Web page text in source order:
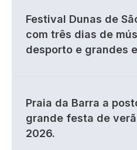
Festival Dunas de
com três dias de
desporto e grandes
Praia da Barra a
grande festa de
2026.